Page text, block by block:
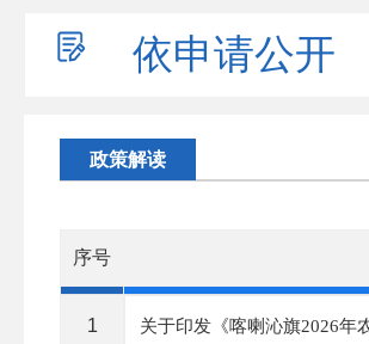
依申请公开
政策解读
序号
1 关于印发《喀喇沁旗2026年